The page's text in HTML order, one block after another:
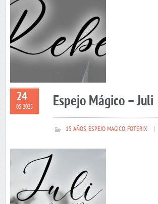
24
05 2025 Espejo Mágico – Juli
15 AÑOS,ESPEJO MAGICO,FOTERIX